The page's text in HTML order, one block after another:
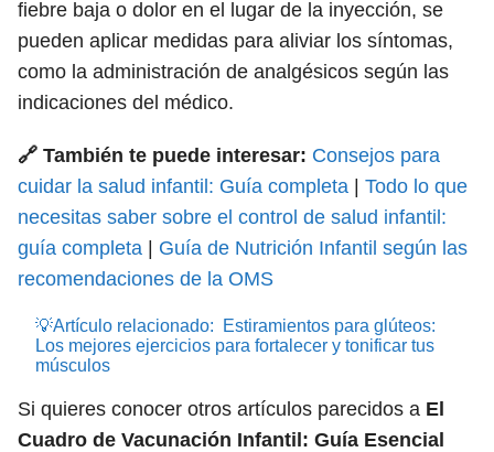
fiebre baja o dolor en el lugar de la inyección, se
pueden aplicar medidas para aliviar los síntomas,
como la administración de analgésicos según las
indicaciones del médico.
🔗 También te puede interesar: Consejos para
cuidar la salud infantil: Guía completa
Todo lo que
necesitas saber sobre el control de salud infantil:
guía completa
Guía de Nutrición Infantil según las
recomendaciones de la OMS
💡Artículo relacionado:
Estiramientos para glúteos:
Los mejores ejercicios para fortalecer y tonificar tus
músculos
Si quieres conocer otros artículos parecidos a El
Cuadro de Vacunación Infantil: Guía Esencial